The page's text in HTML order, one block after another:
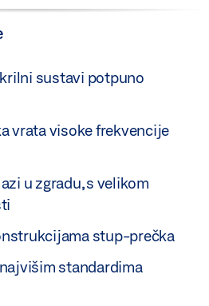
sustavi potpuno
vrata visoke frekvencije
u zgradu, s velikom
stup-prečka
standardima